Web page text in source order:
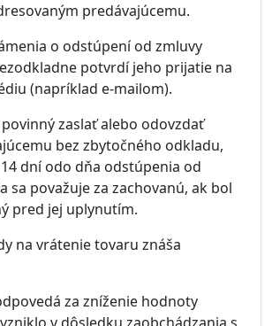
predávajúcemu.
o odstúpení od zmluvy
potvrdí jeho prijatie na
(napríklad e-mailom).
zaslať alebo odovzdať
bez zbytočného odkladu,
dní odo dňa odstúpenia od
sa považuje za zachovanú, ak bol
pred jej uplynutím.
na vrátenie tovaru znáša
za zníženie hodnoty